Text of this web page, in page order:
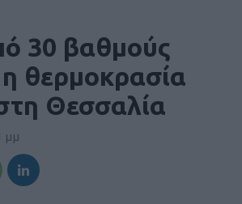
30 βαθμούς
θερμοκρασία
Θεσσαλία
μμ